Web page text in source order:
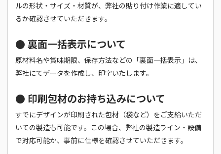
ルの形状・サイズ・材質が、弊社の貼り付け作業に適してい
るか確認させていただきます。
● 裏面一括表示について
原材料名や賞味期限、保存方法などの「裏面一括表示」は、
弊社にてデータを作成し、印字いたします。
● 印刷包材のお持ち込みについて
すでにデザインが印刷された包材（袋など）をご支給いただ
いての製造も可能です。この場合、弊社の製造ライン・設備
で対応可能か、事前に仕様を確認させていただきます。